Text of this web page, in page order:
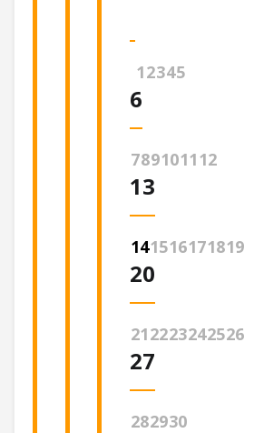
12345
6
789101112
13
141516171819
20
212223242526
27
282930